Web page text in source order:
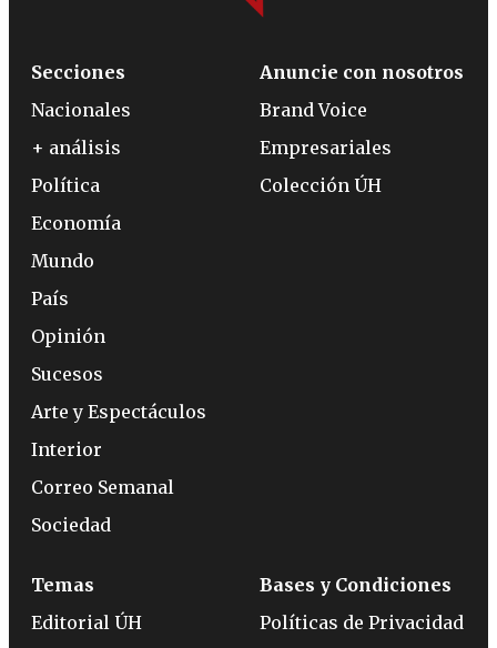
Secciones
Nacionales
+ análisis
Política
Economía
Mundo
País
Opinión
Sucesos
Arte y Espectáculos
Interior
Correo Semanal
Sociedad
Anuncie con nosotros
Brand Voice
Empresariales
Colección ÚH
Temas
Editorial ÚH
Bases y Condiciones
Políticas de Privacidad